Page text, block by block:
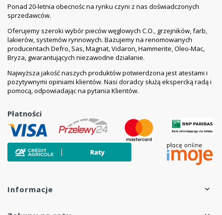
Ponad 20-letnia obecnośc na rynku czyni z nas doświadczonych
sprzedawców.
Oferujemy szeroki wybór pieców węglowych C.O., grzejników, farb,
lakierów, systemów rynnowych. Bazujemy na renomowanych
producentach Defro, Sas, Magnat, Vidaron, Hammerite, Oleo-Mac,
Bryza, gwarantujących niezawodne działanie.
Najwyższa jakość naszych produktów potwierdzona jest atestami i
pozytywnymi opiniami klientów. Nasi doradcy służą ekspercką radą i
pomocą, odpowiadając na pytania Klientów.
Płatności
Informacje